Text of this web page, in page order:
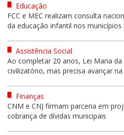
Educação
FCC e MEC realizam consulta
da educação infantil nos municípios
Assistência Social
Ao completar 20 anos, Lei Maria
civilizatório, mas precisa avançar
Finanças
CNM e CNJ firmam parceria em
cobrança de dívidas municipais